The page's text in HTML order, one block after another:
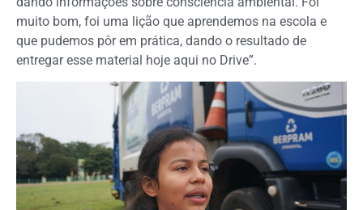
muito bom, foi uma lição que aprendemos na escola e
que pudemos pôr em prática, dando o resultado de
entregar esse material hoje aqui no Drive”.